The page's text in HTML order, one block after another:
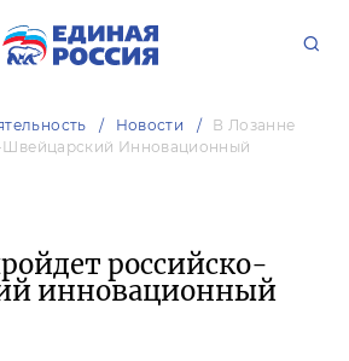
Новости
В Лозанне
Инновационный
российско-
инновационный